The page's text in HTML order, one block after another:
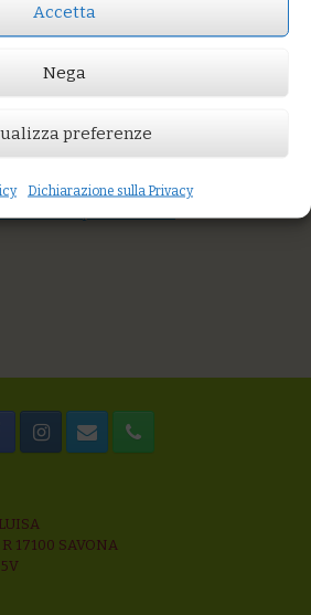
Accetta
Nega
preferenze
Dichiarazione sulla Privacy
e uvetta
17100 SAVONA